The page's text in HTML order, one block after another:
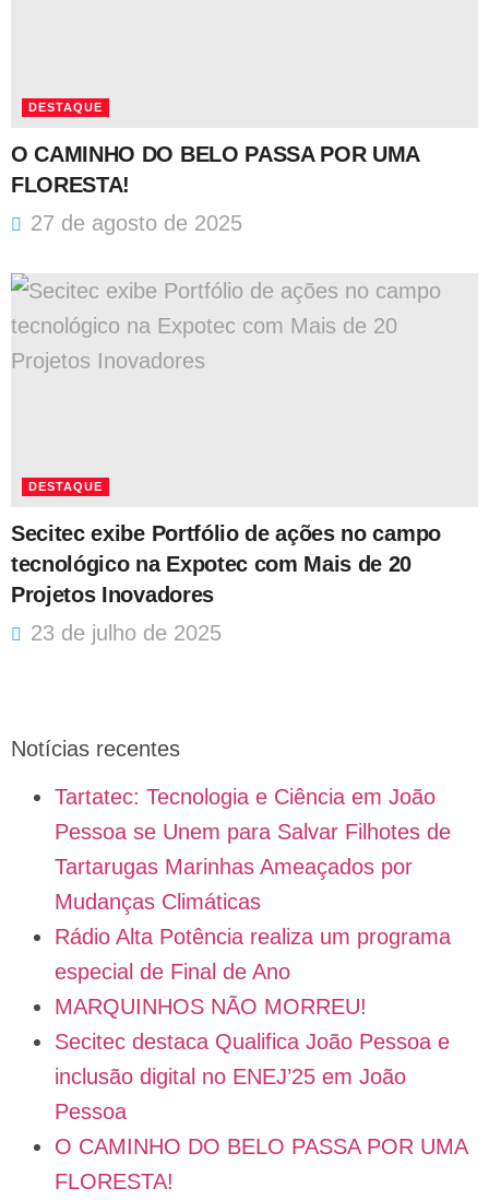
DESTAQUE
O CAMINHO DO BELO PASSA POR UMA
FLORESTA!
27 de agosto de 2025
DESTAQUE
Secitec exibe Portfólio de ações no campo
tecnológico na Expotec com Mais de 20
Projetos Inovadores
23 de julho de 2025
Notícias recentes
Tartatec: Tecnologia e Ciência em João
Pessoa se Unem para Salvar Filhotes de
Tartarugas Marinhas Ameaçados por
Mudanças Climáticas
Rádio Alta Potência realiza um programa
especial de Final de Ano
MARQUINHOS NÃO MORREU!
Secitec destaca Qualifica João Pessoa e
inclusão digital no ENEJ’25 em João
Pessoa
O CAMINHO DO BELO PASSA POR UMA
FLORESTA!